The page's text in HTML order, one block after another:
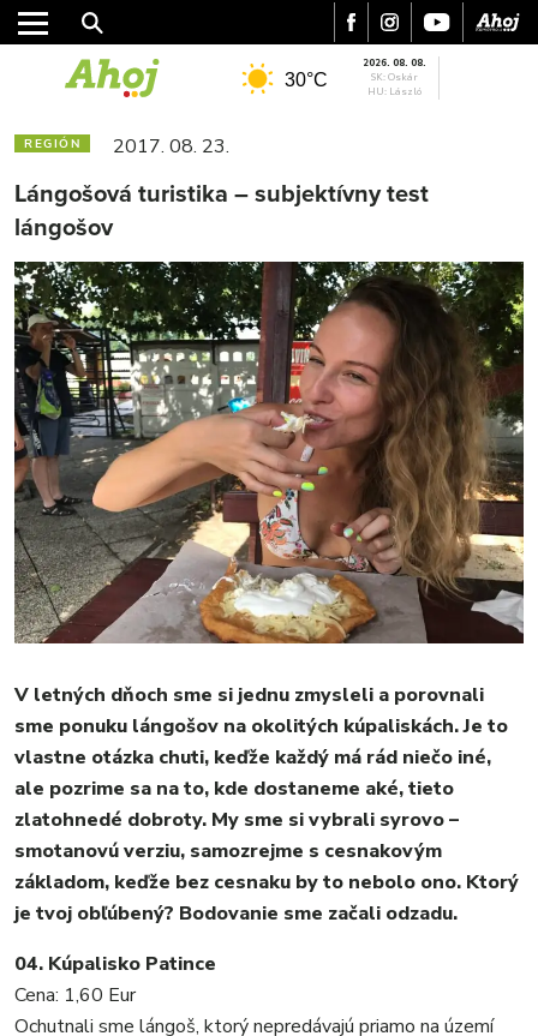
30°C
2026. 08. 08.
SK: Oskár
HU: László
REGIÓN 2017. 08. 23.
Lángošová turistika – subjektívny test
lángošov
V letných dňoch sme si jednu zmysleli a porovnali
sme ponuku lángošov na okolitých kúpaliskách. Je to
vlastne otázka chuti, keďže každý má rád niečo iné,
ale pozrime sa na to, kde dostaneme aké, tieto
zlatohnedé dobroty. My sme si vybrali syrovo –
smotanovú verziu, samozrejme s cesnakovým
základom, keďže bez cesnaku by to nebolo ono. Ktorý
je tvoj obľúbený? Bodovanie sme začali odzadu.
04. Kúpalisko Patince
Cena: 1,60 Eur
Ochutnali sme lángoš, ktorý nepredávajú priamo na území